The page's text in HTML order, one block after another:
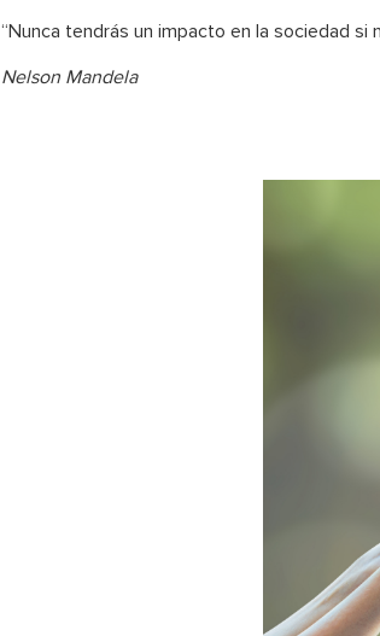
“Nunca tendrás un impacto en la sociedad si
Nelson Mandela